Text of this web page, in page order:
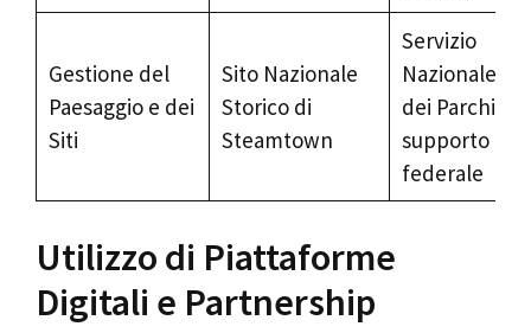
Gestione del
Paesaggio e dei
Siti
Sito Nazionale
Storico di
Steamtown
Servizio
Nazionale
dei Parchi e
supporto
federale
Utilizzo di Piattaforme
Digitali e Partnership